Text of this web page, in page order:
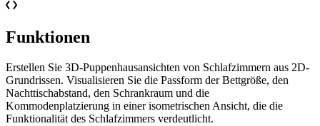
Funktionen
Erstellen Sie 3D-Puppenhausansichten von Schlafzimmern aus 2D-
Grundrissen. Visualisieren Sie die Passform der Bettgröße, den
Nachttischabstand, den Schrankraum und die
Kommodenplatzierung in einer isometrischen Ansicht, die die
Funktionalität des Schlafzimmers verdeutlicht.